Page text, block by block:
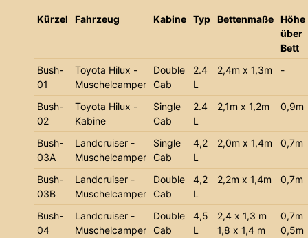
Kürzel Fahrzeug Kabine Typ Bettenmaße Höhe
über
Bett
Bush-
01
Toyota Hilux -
Muschelcamper
Double
Cab
2.4
L
2,4m x 1,3m -
Bush-
02
Toyota Hilux -
Kabine
Single
Cab
2.4
L
2,1m x 1,2m 0,9m
Bush-
03A
Landcruiser -
Muschelcamper
Single
Cab
4,2
L
2,0m x 1,4m 0,7m
Bush-
03B
Landcruiser -
Muschelcamper
Double
Cab
4,2
L
2,2m x 1,4m 0,7m
Bush-
04
Landcruiser -
Muschelcamper
Double
Cab
4,5
L
2,4 x 1,3 m
1,8 x 1,4 m
0,7m
0,5m